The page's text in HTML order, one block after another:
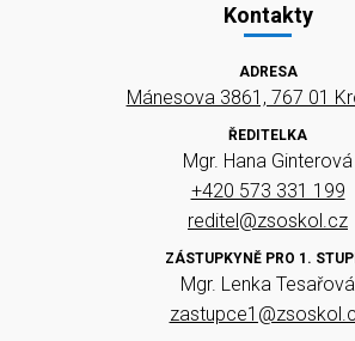
Kontakty
ADRESA
Mánesova 3861, 767 01
ŘEDITELKA
Mgr. Hana Ginterová
+420 573 331 199
reditel@zsoskol.cz
ZÁSTUPKYNĚ PRO 1.
Mgr. Lenka Tesařová